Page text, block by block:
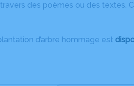
des poèmes ou des textes.
d’arbre hommage est